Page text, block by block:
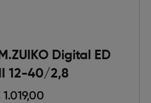
Digital ED
II 12-40/2,8
1.019,00